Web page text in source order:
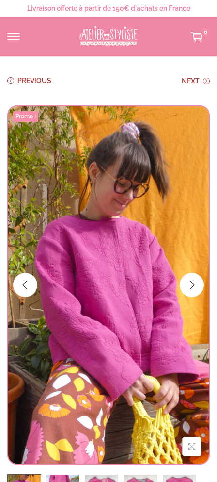
Livraison offerte à partir de 150€ d'achats en France
0
PREVIOUS NEXT
Promo !